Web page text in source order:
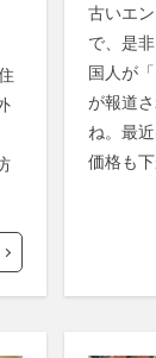
古いエ
で、是
国人が
が報道
ね。最
価格も